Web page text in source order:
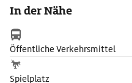
In der Nähe
Öffentliche Verkehrsmittel
Spielplatz